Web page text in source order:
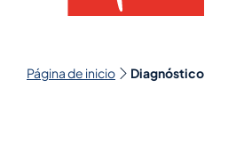
Página de inicio Diagnóstico